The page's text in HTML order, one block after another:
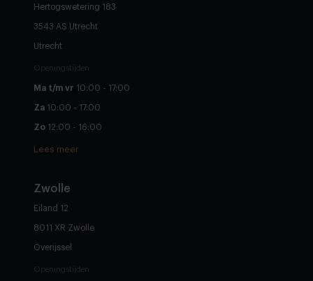
Hertogswetering 183
3543 AS Utrecht
Utrecht
Openingstijden
Ma t/m vr 10:00 - 17:00
Za 10:00 - 17:00
Zo 12:00 - 16:00
Lees meer
Zwolle
Eiland 12
8011 XR Zwolle
Overijssel
Openingstijden